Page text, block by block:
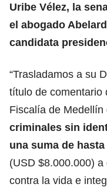
Uribe Vélez, la
el abogado
candidata
“Trasladamos a su
título de comentario
Fiscalía de Medellín
criminales sin
una suma de
(USD $8.000.000)
contra la vida e